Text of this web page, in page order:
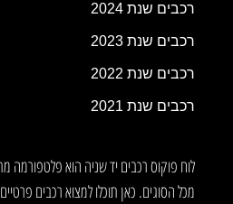
רכבים שנת 2024
רכבים שנת 2023
רכבים שנת 2022
רכבים שנת 2021
לוח פוקוס רכבים יד שניה הוא פלטפורמה
מכל הסוגים. כאן תוכלו למצוא רכבים